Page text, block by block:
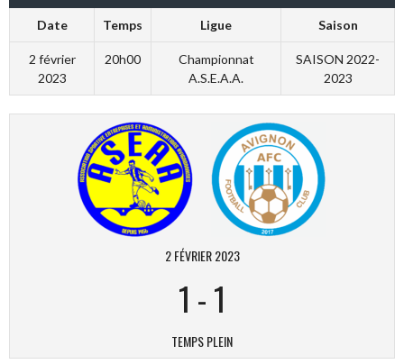
Date Temps Ligue Saison
2 février
2023
20h00
Championnat
A.S.E.A.A.
SAISON 2022-
2023
2 FÉVRIER 2023
1 -1
TEMPS PLEIN